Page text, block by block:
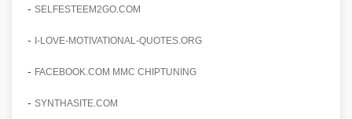
amelyek valós eredményeket hoznak.
szonyegtisztito.net
marketing stratégiai tervrajz
útjáról, bemutatva az utat a küzdő praxistól a
virágzó vállalkozásig 150%-os növekedéssel.
Érdeklődés 150%-os Fokozása
Technikák és módszerek a páciensek
- SELFESTEEM2GO.COM
- I-LOVE-MOTIVATIONAL-QUOTES.ORG
- FACEBOOK.COM MMC CHIPTUNING
- SYNTHASITE.COM